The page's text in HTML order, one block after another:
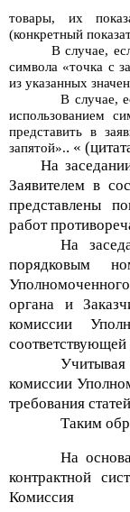
товары, их
(конкретный
В случае,
символа «точка с
из указанных
В случае,
использованием
представить в
запятой».. «
На
Заявителем в
представлены
работ
На
порядковым
органа и
комиссии
комиссии
требования
Таким
На
контрактной
Комиссия